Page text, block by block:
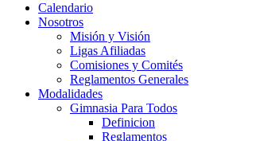
Calendario
Nosotros
Misión y Visión
Ligas Afiliadas
Comisiones y Comités
Reglamentos Generales
Modalidades
Gimnasia Para Todos
Definicion
Reglamentos